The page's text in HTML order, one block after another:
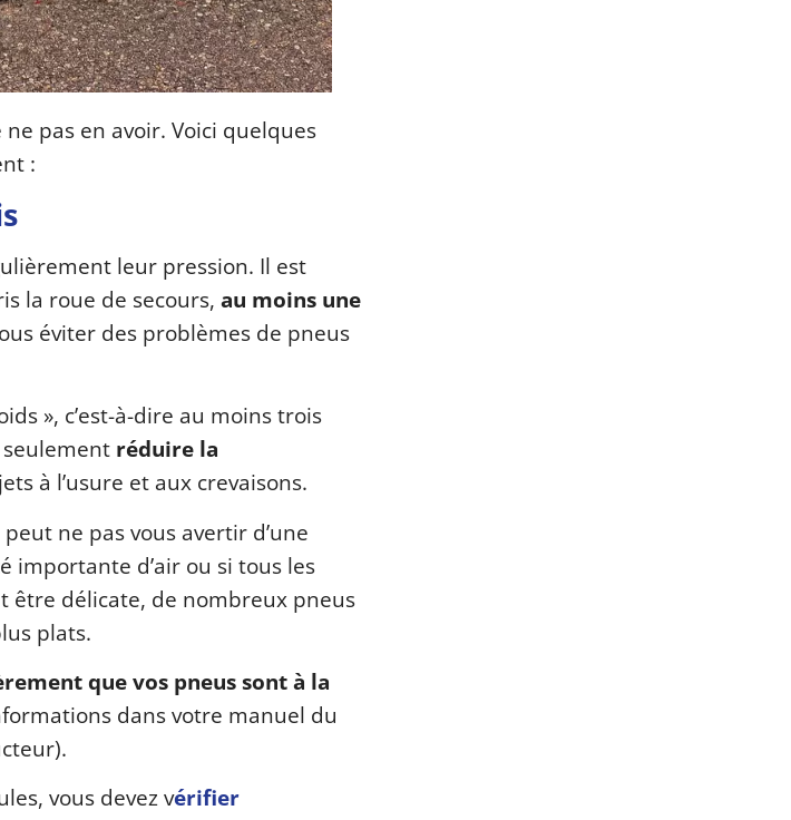
pas en avoir. Voici quelques
:
leur pression. Il est
la roue de secours, au moins une
éviter des problèmes de pneus
», c’est-à-dire au moins trois
réduire la
à l’usure et aux crevaisons.
ne pas vous avertir d’une
importante d’air ou si tous les
être délicate, de nombreux pneus
plats.
que vos pneus sont à la
dans votre manuel du
vous devez vérifier